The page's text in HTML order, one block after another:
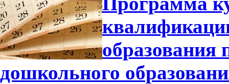
дошкольного